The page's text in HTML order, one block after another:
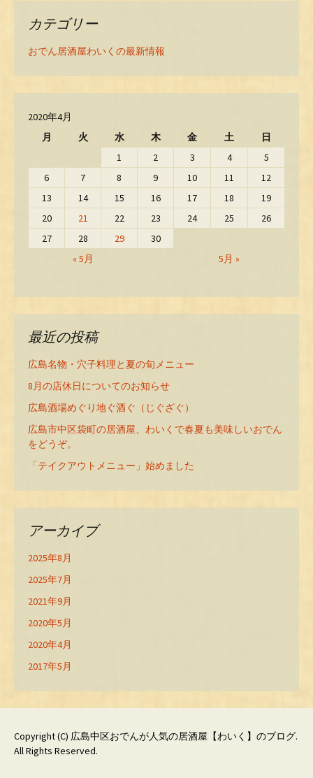
カテゴリー
おでん居酒屋わいくの最新情報
2020年4月
月
火 水 木 金 土 日
« 5月 5月 »
1 2 3 4
5
6
7 8 9 10 11
12
13
14 15 16 17 18
19
20
21 22 23 24 25
26
27
28 29 30
最近の投稿
広島名物・穴子料理と夏の旬メニュー
8月の店休日についてのお知らせ
広島酒場めぐり地ぐ酒ぐ（じぐざぐ）
広島市中区袋町の居酒屋、わいくで春夏も美味しいおでん
をどうぞ。
「テイクアウトメニュー」始めました
アーカイブ
2025年8月
2025年7月
2021年9月
2020年5月
2020年4月
2017年5月
Copyright (C) 広島中区おでんが人気の居酒屋【わいく】のブログ.
All Rights Reserved.